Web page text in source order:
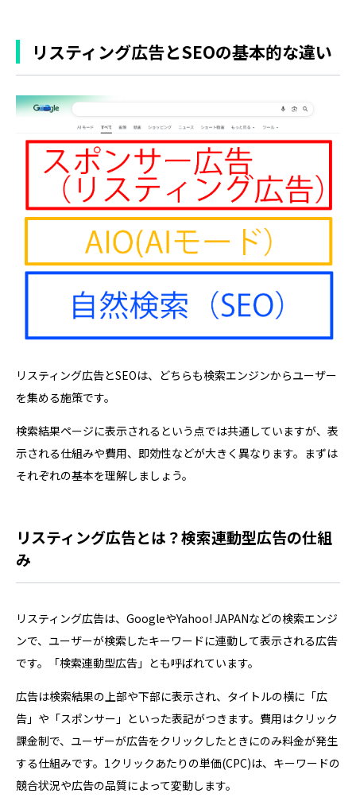
リスティング広告とSEOの基本的な違い
リスティング広告とSEOは、どちらも検索エンジンからユーザー
を集める施策です。
検索結果ページに表示されるという点では共通していますが、表
示される仕組みや費用、即効性などが大きく異なります。まずは
それぞれの基本を理解しましょう。
リスティング広告とは？検索連動型広告の仕組
み
リスティング広告は、GoogleやYahoo! JAPANなどの検索エンジ
ンで、ユーザーが検索したキーワードに連動して表示される広告
です。「検索連動型広告」とも呼ばれています。
広告は検索結果の上部や下部に表示され、タイトルの横に「広
告」や「スポンサー」といった表記がつきます。費用はクリック
課金制で、ユーザーが広告をクリックしたときにのみ料金が発生
する仕組みです。1クリックあたりの単価(CPC)は、キーワードの
競合状況や広告の品質によって変動します。